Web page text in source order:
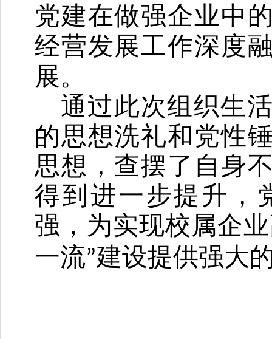
党建在做强企业中
经营发展工作深度
展。
通过此次组织生
的思想洗礼和党性
思想，查摆了自身
得到进一步提升，
强，为实现校属企
一流”建设提供强大